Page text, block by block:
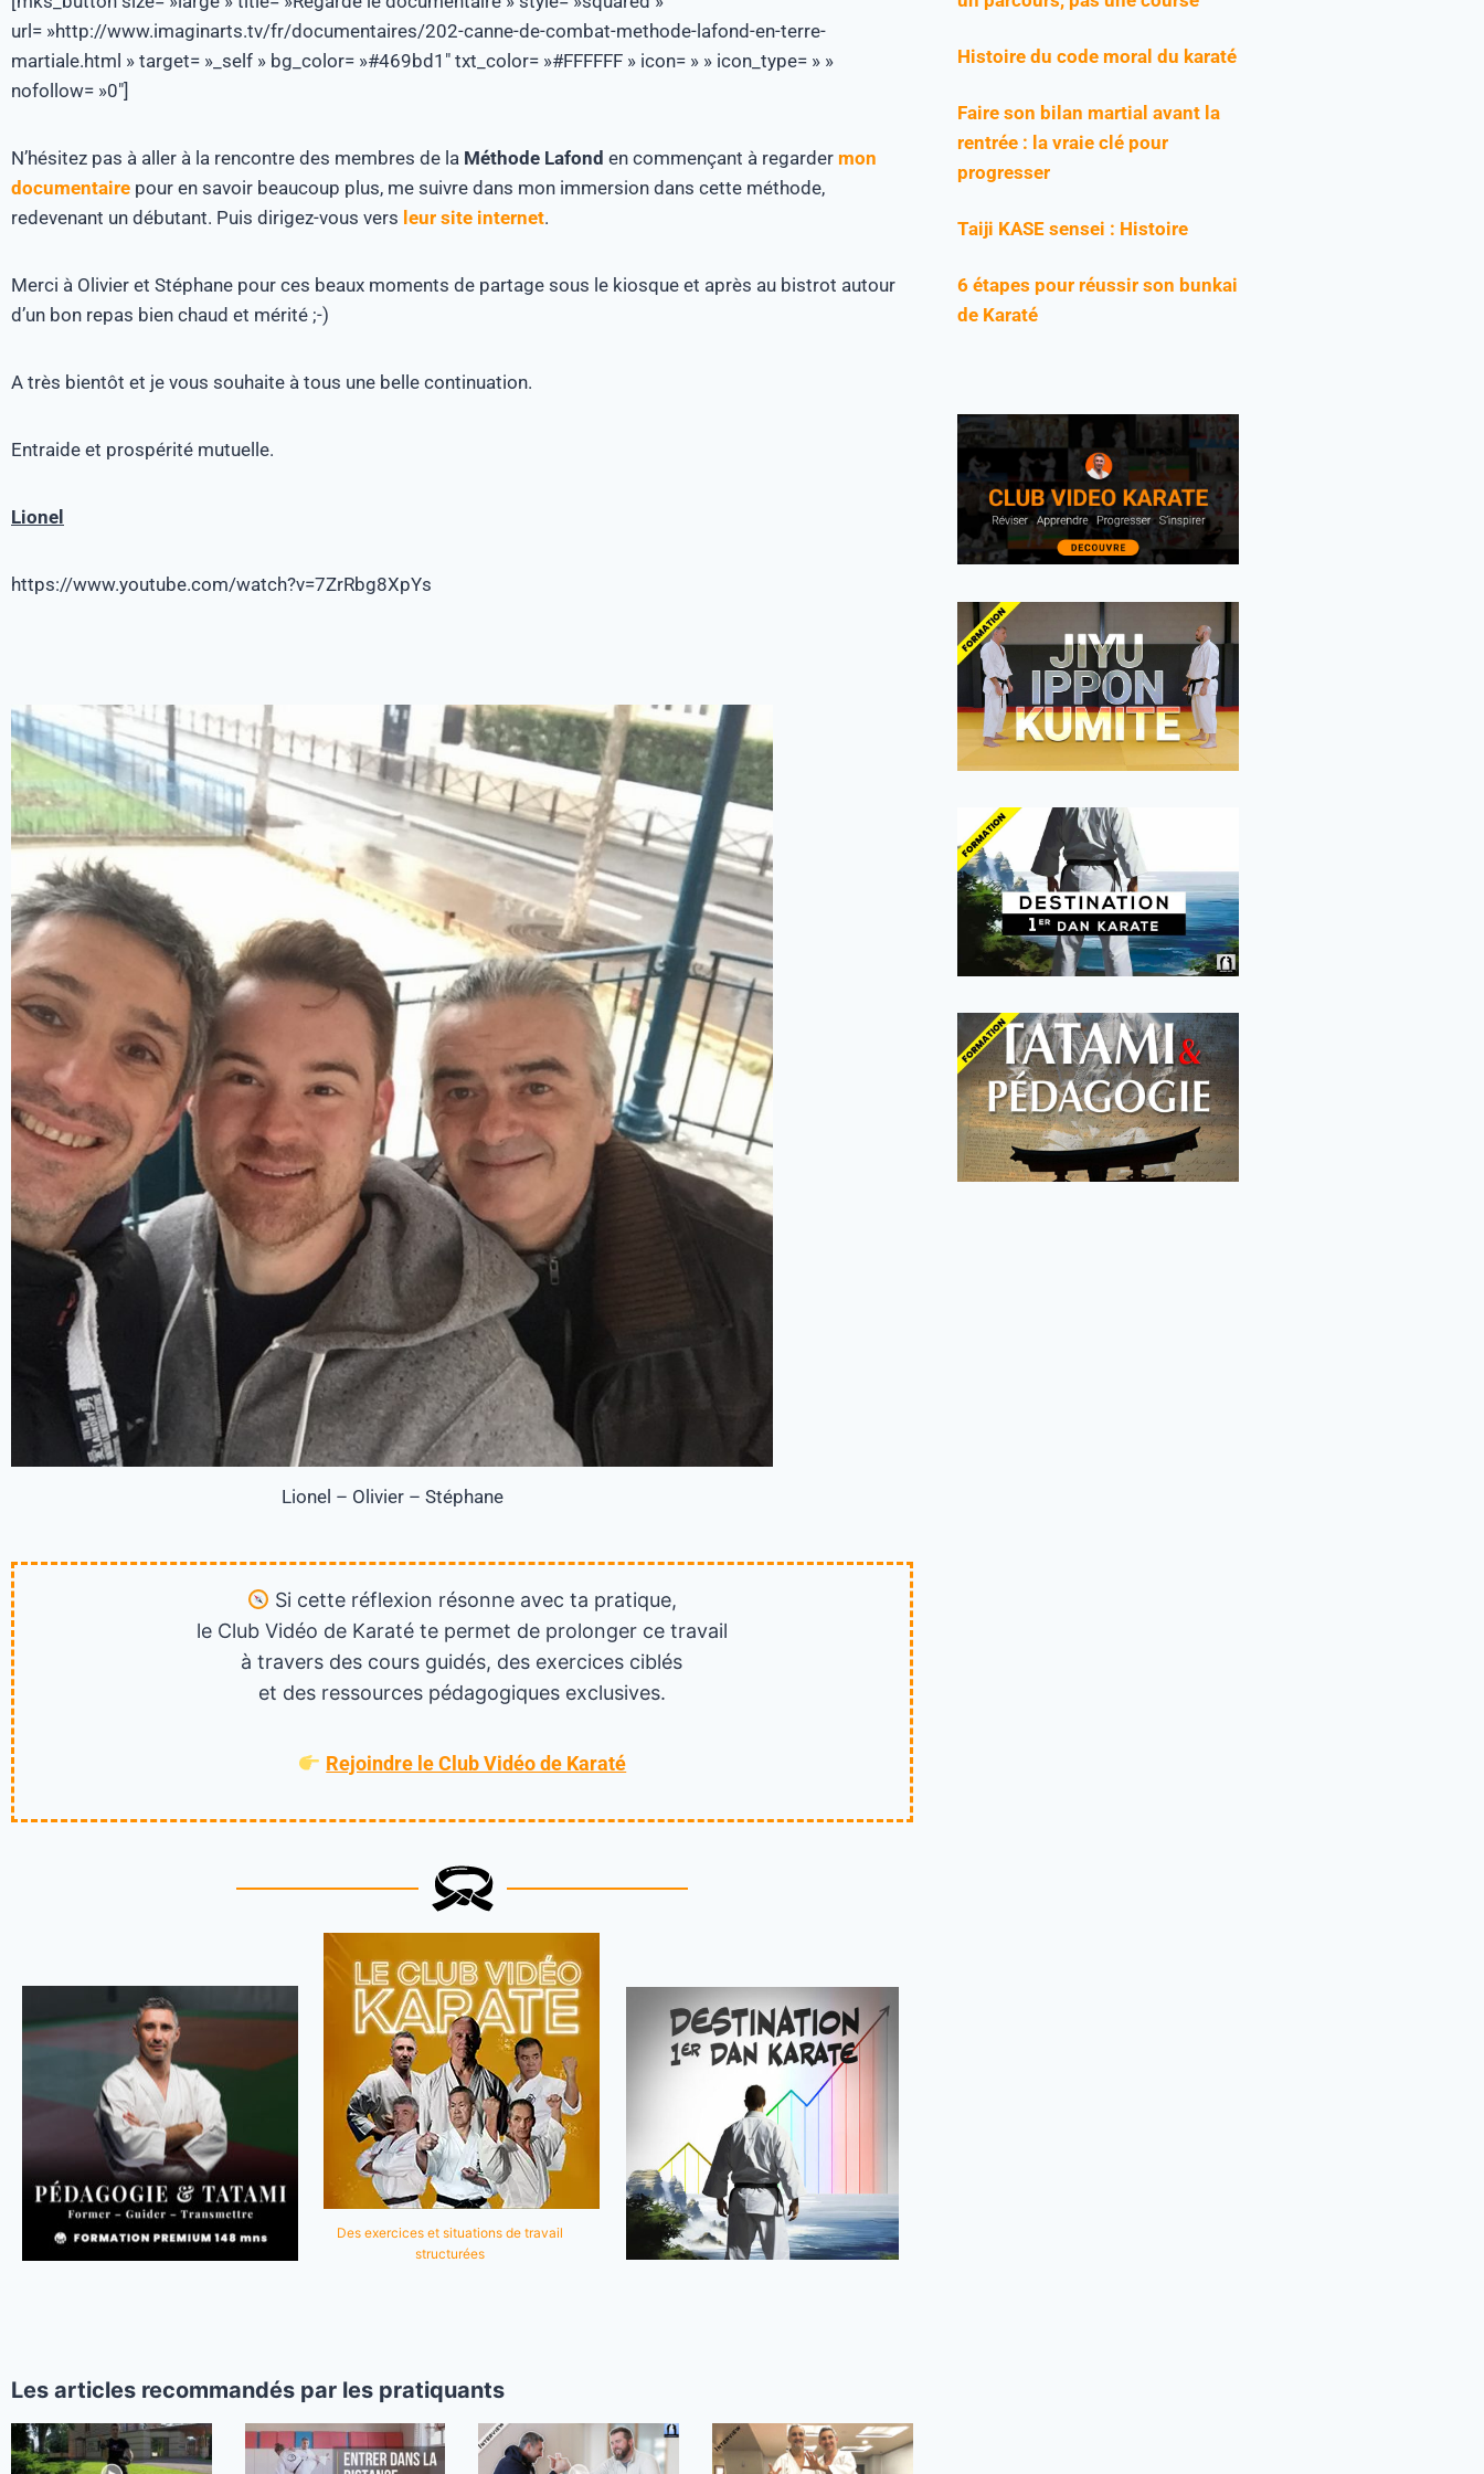
url= »http://www.imaginarts.tv/fr/documentaires/202-canne-de-combat-methode-lafond-en-terre-
martiale.html » target= »_self » bg_color= »#469bd1″ txt_color= »#FFFFFF » icon= » » icon_type= » »
nofollow= »0″]
N’hésitez pas à aller à la rencontre des membres de la Méthode Lafond en commençant à regarder mon
documentaire pour en savoir beaucoup plus, me suivre dans mon immersion dans cette méthode,
redevenant un débutant. Puis dirigez-vous vers leur site internet.
Merci à Olivier et Stéphane pour ces beaux moments de partage sous le kiosque et après au bistrot autour
d’un bon repas bien chaud et mérité ;-)
A très bientôt et je vous souhaite à tous une belle continuation.
Entraide et prospérité mutuelle.
Lionel
https://www.youtube.com/watch?v=7ZrRbg8XpYs
Lionel – Olivier – Stéphane
Si cette réflexion résonne avec ta pratique,
le Club Vidéo de Karaté te permet de prolonger ce travail
à travers des cours guidés, des exercices ciblés
et des ressources pédagogiques exclusives.
Rejoindre le Club Vidéo de Karaté
Des exercices et situations de travail
structurées
Les articles recommandés par les pratiquants
Histoire du code moral du karaté
Faire son bilan martial avant la
rentrée : la vraie clé pour
progresser
Taiji KASE sensei : Histoire
6 étapes pour réussir son bunkai
de Karaté